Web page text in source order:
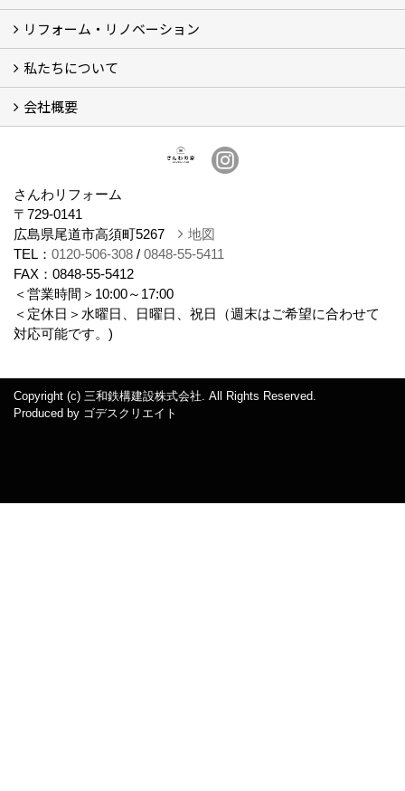
施工事例
お客様の声
リフォーム・リノベーション
リフォームについて
リノベーションについて
計画ステップ
【Q＆A】よくあるご質問 (30)
私たちについて
スタッフ紹介
ブログ
想い
会社概要
さんわリフォーム
〒729-0141
広島県尾道市高須町5267
地図
TEL： 0120-506-308 / 0848-55-5411
FAX：0848-55-5412
＜営業時間＞10:00～17:00
＜定休日＞水曜日、日曜日、祝日（週末はご希望に合わせて
対応可能です。)
Copyright (c) 三和鉄構建設株式会社. All Rights Reserved.
Produced by ゴデスクリエイト